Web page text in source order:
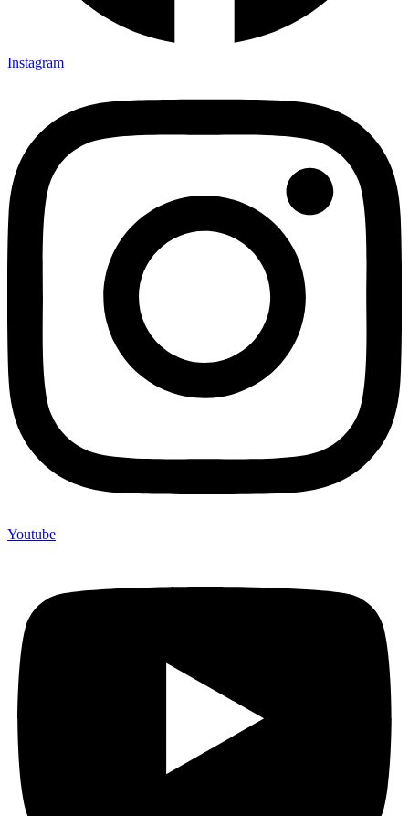
Instagram
Youtube